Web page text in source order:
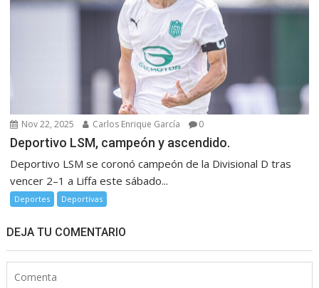
Nov 22, 2025 Carlos Enrique García 0
Deportivo LSM, campeón y ascendido.
Deportivo LSM se coronó campeón de la Divisional D tras
vencer 2–1 a Liffa este sábado...
Deportes Deportivas
DEJA TU COMENTARIO